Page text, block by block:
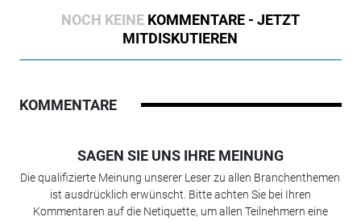
NOCH KEINE KOMMENTARE - JETZT
MITDISKUTIEREN
KOMMENTARE
SAGEN SIE UNS IHRE MEINUNG
Die qualifizierte Meinung unserer Leser zu allen Branchenthemen
ist ausdrücklich erwünscht. Bitte achten Sie bei Ihren
Kommentaren auf die Netiquette, um allen Teilnehmern eine